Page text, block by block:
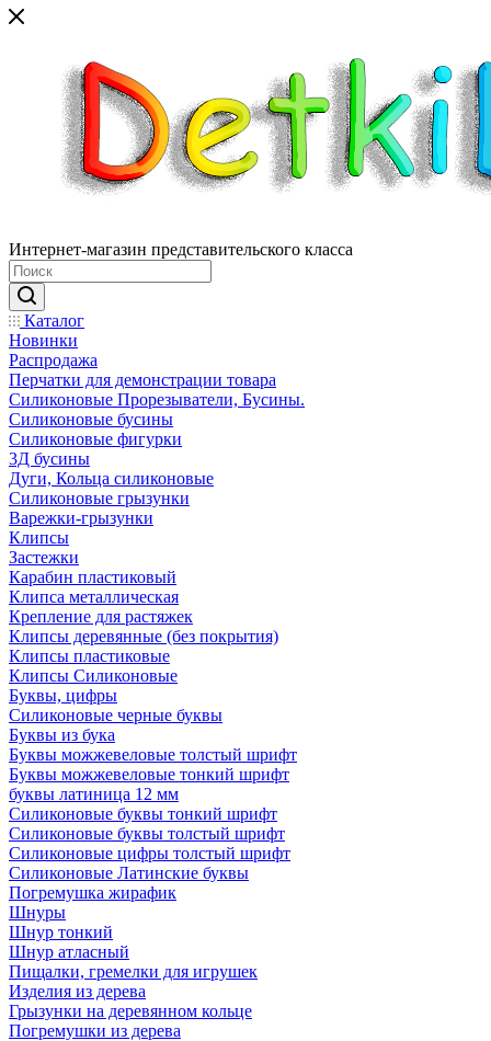
Интернет-магазин представительского класса
Каталог
Новинки
Распродажа
Перчатки для демонстрации товара
Силиконовые Прорезыватели, Бусины.
Силиконовые бусины
Силиконовые фигурки
3Д бусины
Дуги, Кольца силиконовые
Силиконовые грызунки
Варежки-грызунки
Клипсы
Застежки
Карабин пластиковый
Клипса металлическая
Крепление для растяжек
Клипсы деревянные (без покрытия)
Клипсы пластиковые
Клипсы Силиконовые
Буквы, цифры
Силиконовые черные буквы
Буквы из бука
Буквы можжевеловые толстый шрифт
Буквы можжевеловые тонкий шрифт
буквы латиница 12 мм
Силиконовые буквы тонкий шрифт
Силиконовые буквы толстый шрифт
Силиконовые цифры толстый шрифт
Силиконовые Латинские буквы
Погремушка жирафик
Шнуры
Шнур тонкий
Шнур атласный
Пищалки, гремелки для игрушек
Изделия из дерева
Грызунки на деревянном кольце
Погремушки из дерева